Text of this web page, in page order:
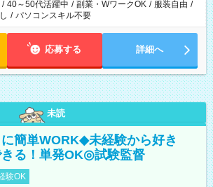
/ 40～50代活躍中 / 副業・WワークOK / 服装自由 /
/ パソコンスキル不要
応募する 詳細へ
未読
簡単WORK◆未経験から好き
る！単発OK◎試験監督
験OK